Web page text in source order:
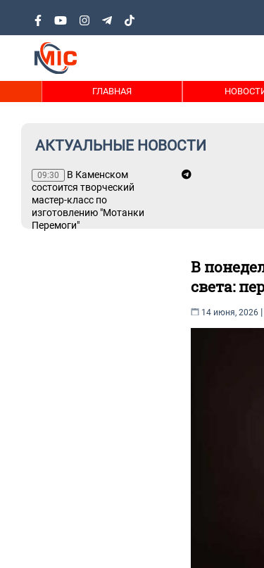
ГЛАВНАЯ
АКТУАЛЬНЫЕ НОВОСТИ
09:30
В Каменском
состоится творческий
мастер-класс по
изготовлению "Мотанки
Перемоги"
В
света:
14 июня, 2026 |